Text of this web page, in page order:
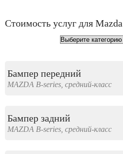
Стоимость услуг для
Бампер передний
MAZDA B-series, средний-класс
Бампер задний
MAZDA B-series, средний-класс